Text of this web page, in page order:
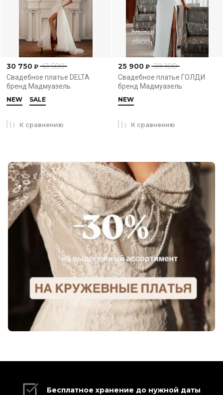
.
61 500
30 750 ₽
Свадебное платье DELTA
бренд Мадмуазель
NEW SALE
К сравнению
39 100
25 900 ₽
Свадебное платье ГОЛДИ
бренд Мадмуазель
NEW
К сравнению
Бесплатное хранение до нужной даты